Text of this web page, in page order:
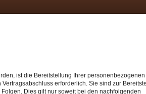
ist die Bereitstellung Ihrer
erforderlich. Sie sind zur
Dies gilt nur soweit bei den nachfolgenden